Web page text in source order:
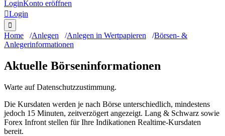
LoginKonto eröffnen
Login

Home Anlegen Anlegen in Wertpapieren
Börsen- &
Anlegerinformationen
Aktuelle Börseninformationen
Warte auf Datenschutzzustimmung.
Die Kursdaten werden je nach Börse unterschiedlich, mindestens
jedoch 15 Minuten, zeitverzögert angezeigt. Lang & Schwarz sowie
Forex Infront stellen für Ihre Indikationen Realtime-Kursdaten
bereit.